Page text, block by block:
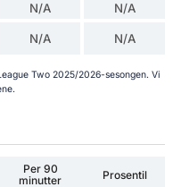
N/A N/A
N/A N/A
Two 2025/2026-sesongen. Vi
Per 90
minutter
Prosentil